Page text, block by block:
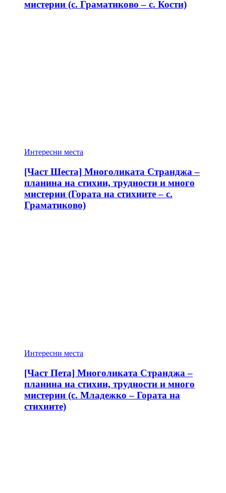
мистерии (с. Граматиково – с. Кости)
Интересни места
[Част Шеста] Многоликата Странджа –
планина на стихии, трудности и много
мистерии (Гората на стихиите – с.
Граматиково)
Интересни места
[Част Пета] Многоликата Странджа –
планина на стихии, трудности и много
мистерии (с. Младежко – Гората на
стихиите)